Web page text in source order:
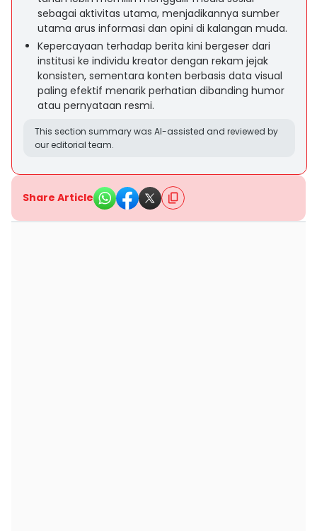
sebagai aktivitas utama, menjadikannya sumber
utama arus informasi dan opini di kalangan muda.
Kepercayaan terhadap berita kini bergeser dari
institusi ke individu kreator dengan rekam jejak
konsisten, sementara konten berbasis data visual
paling efektif menarik perhatian dibanding humor
atau pernyataan resmi.
This section summary was AI-assisted and reviewed by
our editorial team.
Share Article